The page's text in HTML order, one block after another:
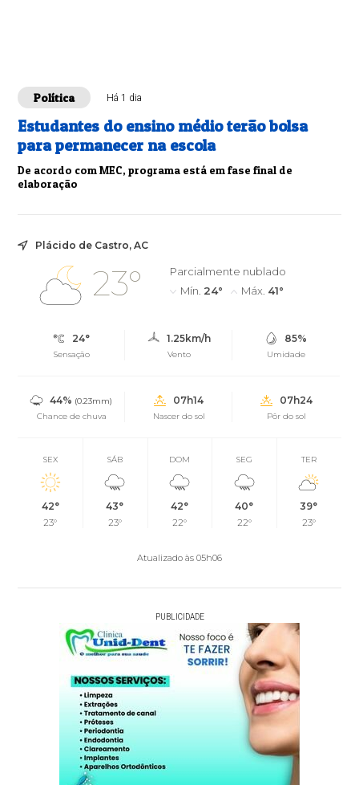
Política Há 1 dia
Estudantes do ensino médio terão bolsa
para permanecer na escola
De acordo com MEC, programa está em fase final de
elaboração
Plácido de Castro, AC
23°
Parcialmente nublado
Mín. 24° Máx. 41°
24°
Sensação
1.25km/h
Vento
85%
Umidade
44% (0.23mm)
Chance de chuva
07h14
Nascer do sol
07h24
Pôr do sol
SEX
42°
23°
SÁB
43°
23°
DOM
42°
22°
SEG
40°
22°
TER
39°
23°
Atualizado às 05h06
PUBLICIDADE